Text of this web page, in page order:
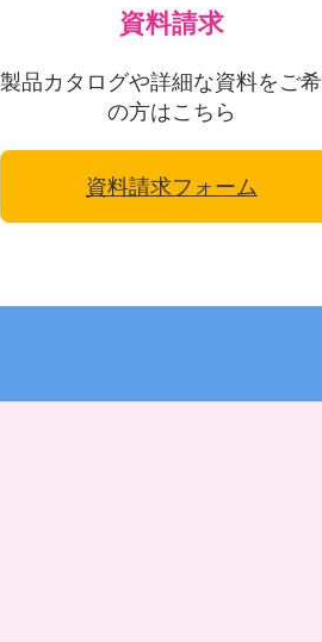
資料請求
製品カタログや詳細な資料をご
の方はこちら
資料請求フォーム